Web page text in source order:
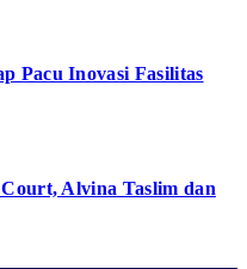
Pacu Inovasi Fasilitas
Alvina Taslim dan